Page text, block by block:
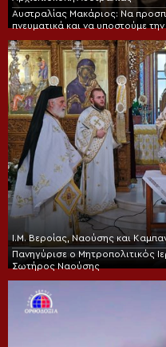
Αυστραλίας Μακάριος: Να
πνευματικά και να υποστούμε
Ι.Μ. Βεροίας, Ναούσης και
Πανηγύρισε ο
Σωτήρος Ναούσης